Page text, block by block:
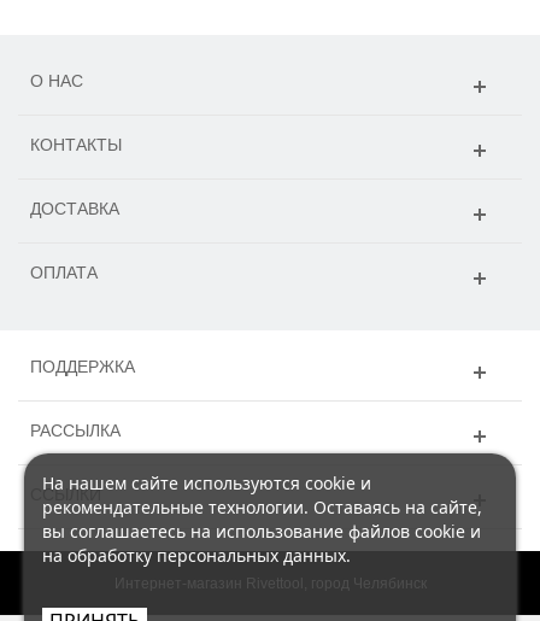
О НАС
КОНТАКТЫ
ДОСТАВКА
ОПЛАТА
ПОДДЕРЖКА
РАССЫЛКА
ССЫЛКИ
На нашем сайте используются cookie и
рекомендательные технологии. Оставаясь на сайте,
вы соглашаетесь на использование файлов cookie и
на обработку персональных данных.
Интернет-магазин Rivettool, город Челябинск